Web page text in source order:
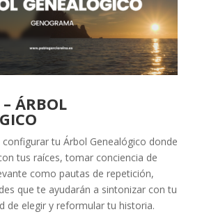
ÁRBOL
tu Árbol Genealógico donde
tus raíces, tomar conciencia de
como pautas de repetición,
que te ayudarán a sintonizar con tu
de elegir y reformular tu historia.